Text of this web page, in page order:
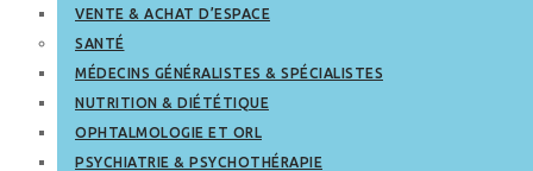
VENTE & ACHAT D’ESPACE
SANTÉ
MÉDECINS GÉNÉRALISTES & SPÉCIALISTES
NUTRITION & DIÉTÉTIQUE
OPHTALMOLOGIE ET ORL
PSYCHIATRIE & PSYCHOTHÉRAPIE